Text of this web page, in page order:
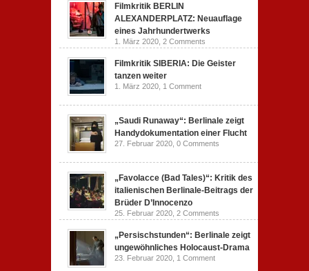
Filmkritik BERLIN
ALEXANDERPLATZ: Neuauflage
eines Jahrhundertwerks
1. März 2020, 2 Comments
Filmkritik SIBERIA: Die Geister
tanzen weiter
1. März 2020, 1 Comment
„Saudi Runaway“: Berlinale zeigt
Handydokumentation einer Flucht
27. Februar 2020, 0 Comments
„Favolacce (Bad Tales)“: Kritik des
italienischen Berlinale-Beitrags der
Brüder D’Innocenzo
25. Februar 2020, 2 Comments
„Persischstunden“: Berlinale zeigt
ungewöhnliches Holocaust-Drama
23. Februar 2020, 1 Comment